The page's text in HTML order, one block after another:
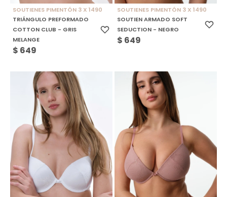
SOUTIENES PIMENTÓN 3 X 1490
TRIÁNGULO PREFORMADO
COTTON CLUB - GRIS
MELANGE
$ 649
SOUTIENES PIMENTÓN 3 X 1490
SOUTIEN ARMADO SOFT
SEDUCTION - NEGRO
$ 649